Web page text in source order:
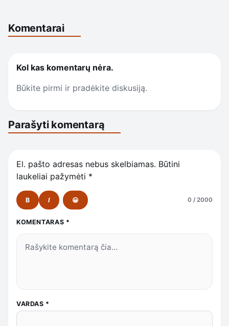
Komentarai
Kol kas komentarų nėra.
Būkite pirmi ir pradėkite diskusiją.
Parašyti komentarą
El. pašto adresas nebus skelbiamas. Būtini
laukeliai pažymėti *
B I 😀 0 / 2000
KOMENTARAS *
VARDAS *